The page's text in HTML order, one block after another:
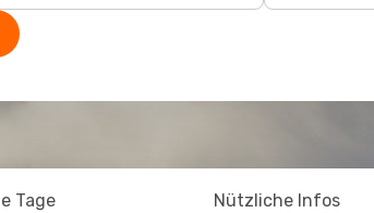
Tage Nützliche Infos